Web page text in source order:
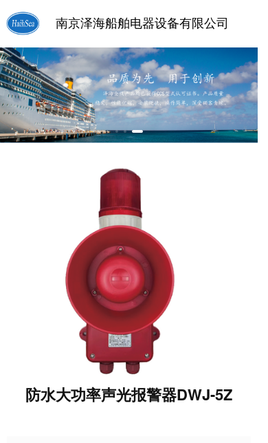
南京泽海船舶电器设备有限公司
防水大功率声光报警器DWJ-5Z